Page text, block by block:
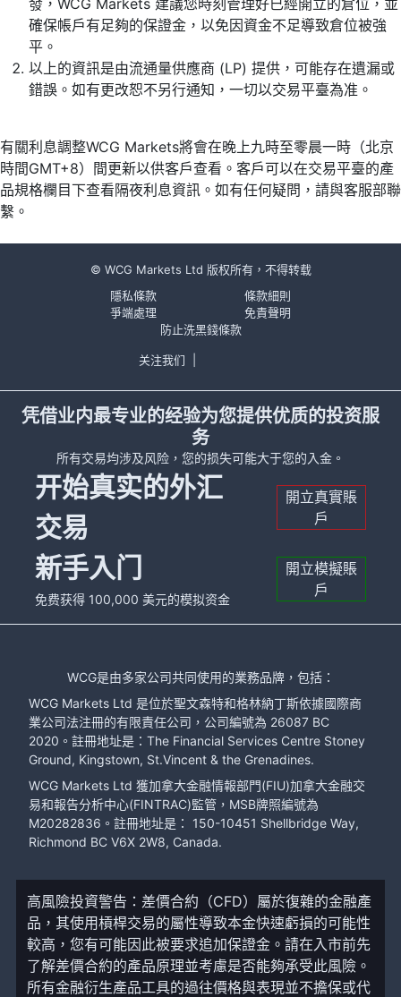
發，WCG Markets 建議您時刻管理好已經開立的倉位，並
確保帳戶有足夠的保證金，以免因資金不足導致倉位被強
平。
以上的資訊是由流通量供應商 (LP) 提供，可能存在遺漏或
錯誤。如有更改恕不另行通知，一切以交易平臺為准。
有關利息調整WCG Markets將會在晚上九時至零晨一時（北京
時間GMT+8）間更新以供客戶查看。客戶可以在交易平臺的產
品規格欄目下查看隔夜利息資訊。如有任何疑問，請與客服部聯
繫。
© WCG Markets Ltd 版权所有，不得转载
隱私條款
條款細則
爭端處理
免責聲明
防止洗黑錢條款
关注我们
凭借业内最专业的经验为您提供优质的投资服
务
所有交易均涉及风险，您的损失可能大于您的入金。
开始真实的外汇
交易
開立真實賬
戶
新手入门
免费获得 100,000 美元的模拟资金
開立模擬賬
戶
WCG是由多家公司共同使用的業務品牌，包括：
WCG Markets Ltd 是位於聖文森特和格林納丁斯依據國際商
業公司法注冊的有限責任公司，公司編號為 26087 BC
2020。註冊地址是：The Financial Services Centre Stoney
Ground, Kingstown, St.Vincent & the Grenadines.
WCG Markets Ltd 獲加拿大金融情報部門(FIU)加拿大金融交
易和報告分析中心(FINTRAC)監管，MSB牌照編號為
M20282836。註冊地址是： 150-10451 Shellbridge Way,
Richmond BC V6X 2W8, Canada.
高風險投資警告：差價合約（CFD）屬於復雜的金融產
品，其使用槓桿交易的屬性導致本金快速虧損的可能性
較高，您有可能因此被要求追加保證金。請在入市前先
了解差價合約的產品原理並考慮是否能夠承受此風險。
所有金融衍生產品工具的過往價格與表現並不擔保或代